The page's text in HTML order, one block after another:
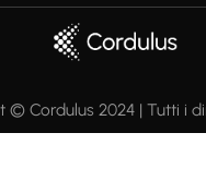
© Cordulus 2024 | Tutti i